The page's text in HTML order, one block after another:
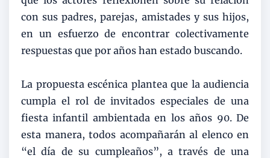
con sus padres, parejas, amistades y sus hijos,
en un esfuerzo de encontrar colectivamente
respuestas que por años han estado buscando.
La propuesta escénica plantea que la audiencia
cumpla el rol de invitados especiales de una
fiesta infantil ambientada en los años 90. De
esta manera, todos acompañarán al elenco en
“el día de su cumpleaños”, a través de una